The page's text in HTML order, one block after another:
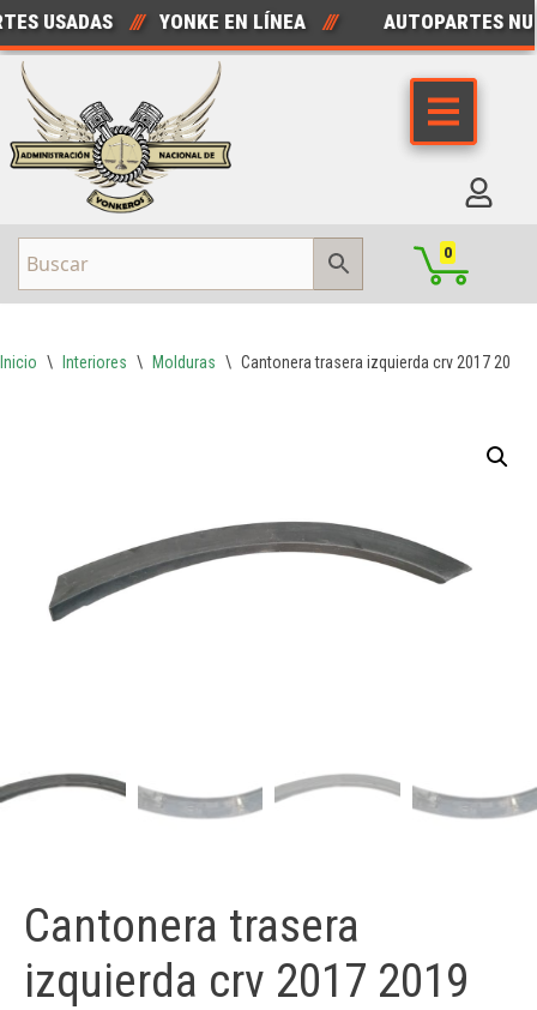
Saltar
al
contenido
USADAS /// YONKE EN LÍNEA /// AUTOPARTES
0
Inicio \ Interiores \ Molduras \ Cantonera trasera izquierda crv 2017 2019
Cantonera trasera
izquierda crv 2017 2019